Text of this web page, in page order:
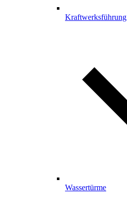
Kraftwerksführung
Wassertürme